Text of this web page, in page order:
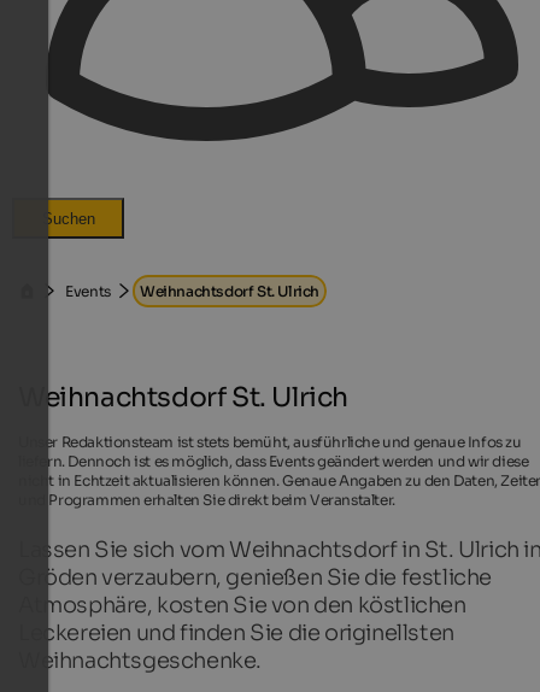
Suchen
Events Weihnachtsdorf St. Ulrich
Weihnachtsdorf St. Ulrich
Unser Redaktionsteam ist stets bemüht, ausführliche und genaue Infos zu
liefern. Dennoch ist es möglich, dass Events geändert werden und wir diese
nicht in Echtzeit aktualisieren können. Genaue Angaben zu den Daten,
und Programmen erhalten Sie direkt beim Veranstalter.
Lassen Sie sich vom Weihnachtsdorf in St. Ulrich
Gröden verzaubern, genießen Sie die festliche
Atmosphäre, kosten Sie von den köstlichen
Leckereien und finden Sie die originellsten
Weihnachtsgeschenke.